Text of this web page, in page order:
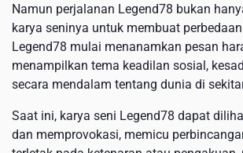
Namun perjalanan Legend78 bukan
karya seninya untuk membuat
Legend78 mulai menanamkan pesan
menampilkan tema keadilan sosial,
secara mendalam tentang dunia di
Saat ini, karya seni Legend78 dapat
dan memprovokasi, memicu